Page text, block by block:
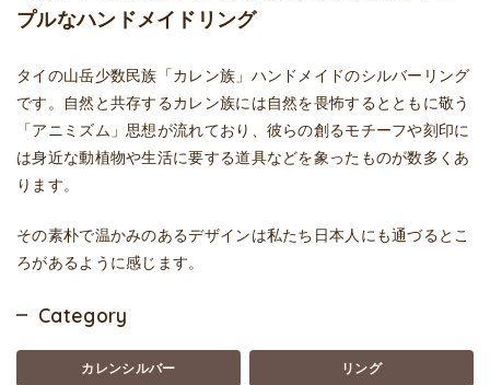
プルなハンドメイドリング
タイの山岳少数民族「カレン族」ハンドメイドのシルバーリング
です。自然と共存するカレン族には自然を畏怖するとともに敬う
「アニミズム」思想が流れており、彼らの創るモチーフや刻印に
は身近な動植物や生活に要する道具などを象ったものが数多くあ
ります。
その素朴で温かみのあるデザインは私たち日本人にも通づるとこ
ろがあるように感じます。
Category
カレンシルバー リング